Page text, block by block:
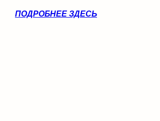
ПОДРОБНЕЕ ЗДЕСЬ